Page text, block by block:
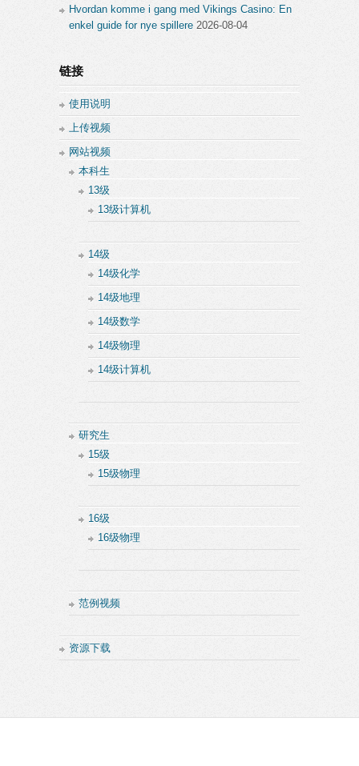
Hvordan komme i gang med Vikings Casino: En
enkel guide for nye spillere 2026-08-04
链接
使用说明
上传视频
网站视频
本科生
13级
13级计算机
14级
14级化学
14级地理
14级数学
14级物理
14级计算机
研究生
15级
15级物理
16级
16级物理
范例视频
资源下载